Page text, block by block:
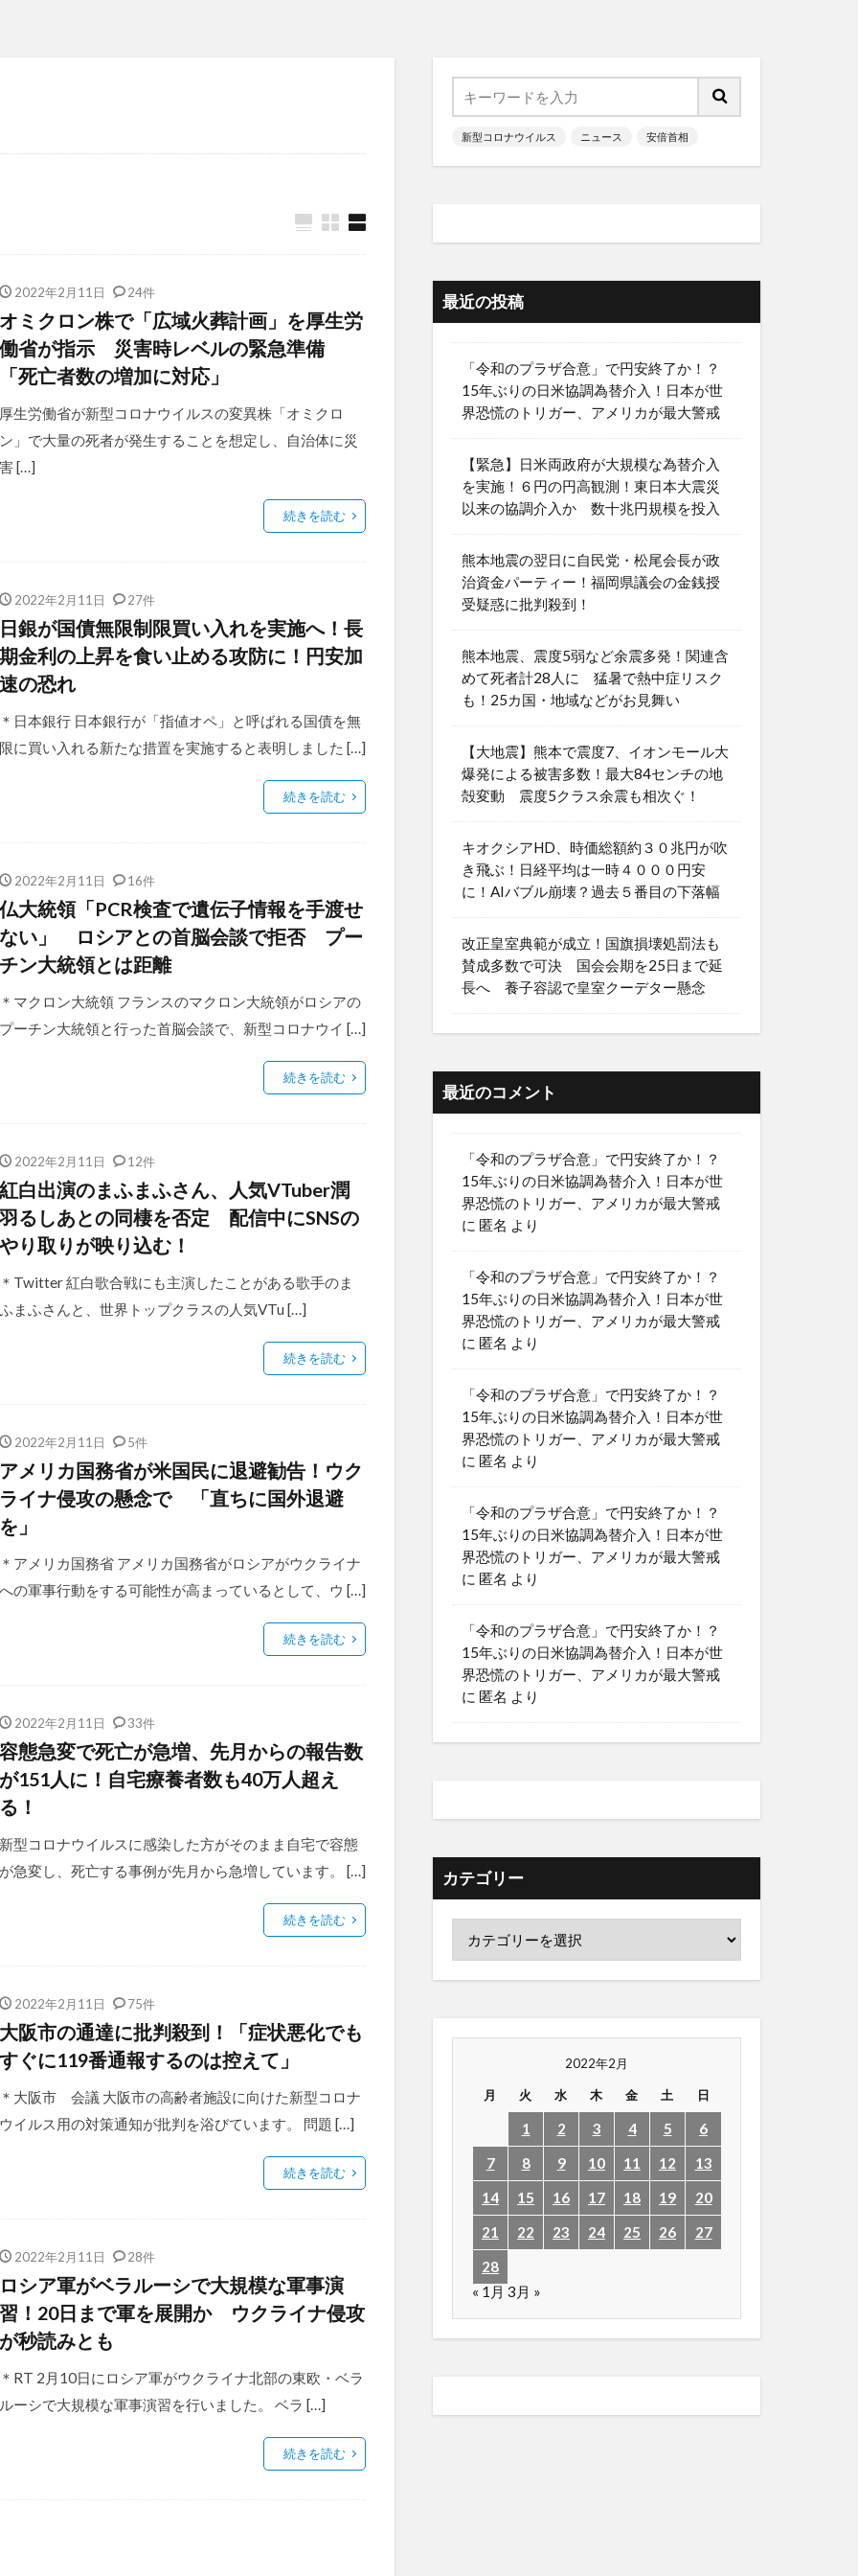
2022年2月11日 24件
オミクロン株で「広域火葬計画」を厚生労
働省が指示 災害時レベルの緊急準備
「死亡者数の増加に対応」
厚生労働省が新型コロナウイルスの変異株「オミクロ
ン」で大量の死者が発生することを想定し、自治体に災
害 […]
続きを読む
2022年2月11日 27件
日銀が国債無限制限買い入れを実施へ！長
期金利の上昇を食い止める攻防に！円安加
速の恐れ
＊日本銀行 日本銀行が「指値オペ」と呼ばれる国債を無
限に買い入れる新たな措置を実施すると表明しました […]
続きを読む
2022年2月11日 16件
仏大統領「PCR検査で遺伝子情報を手渡せ
ない」 ロシアとの首脳会談で拒否 プー
チン大統領とは距離
＊マクロン大統領 フランスのマクロン大統領がロシアの
プーチン大統領と行った首脳会談で、新型コロナウイ […]
続きを読む
2022年2月11日 12件
紅白出演のまふまふさん、人気VTuber潤
羽るしあとの同棲を否定 配信中にSNSの
やり取りが映り込む！
＊Twitter 紅白歌合戦にも主演したことがある歌手のま
ふまふさんと、世界トップクラスの人気VTu […]
続きを読む
2022年2月11日 5件
アメリカ国務省が米国民に退避勧告！ウク
ライナ侵攻の懸念で 「直ちに国外退避
を」
＊アメリカ国務省 アメリカ国務省がロシアがウクライナ
への軍事行動をする可能性が高まっているとして、ウ […]
続きを読む
2022年2月11日 33件
容態急変で死亡が急増、先月からの報告数
が151人に！自宅療養者数も40万人超え
る！
新型コロナウイルスに感染した方がそのまま自宅で容態
が急変し、死亡する事例が先月から急増しています。 […]
続きを読む
2022年2月11日 75件
大阪市の通達に批判殺到！「症状悪化でも
すぐに119番通報するのは控えて」
＊大阪市 会議 大阪市の高齢者施設に向けた新型コロナ
ウイルス用の対策通知が批判を浴びています。 問題 […]
続きを読む
2022年2月11日 28件
ロシア軍がベラルーシで大規模な軍事演
習！20日まで軍を展開か ウクライナ侵攻
が秒読みとも
＊RT 2月10日にロシア軍がウクライナ北部の東欧・ベラ
ルーシで大規模な軍事演習を行いました。 ベラ […]
続きを読む
新型コロナウイルス ニュース 安倍首相
最近の投稿
「令和のプラザ合意」で円安終了か！？
15年ぶりの日米協調為替介入！日本が世
界恐慌のトリガー、アメリカが最大警戒
【緊急】日米両政府が大規模な為替介入
を実施！６円の円高観測！東日本大震災
以来の協調介入か 数十兆円規模を投入
熊本地震の翌日に自民党・松尾会長が政
治資金パーティー！福岡県議会の金銭授
受疑惑に批判殺到！
熊本地震、震度5弱など余震多発！関連含
めて死者計28人に 猛暑で熱中症リスク
も！25カ国・地域などがお見舞い
【大地震】熊本で震度7、イオンモール大
爆発による被害多数！最大84センチの地
殻変動 震度5クラス余震も相次ぐ！
キオクシアHD、時価総額約３０兆円が吹
き飛ぶ！日経平均は一時４０００円安
に！AIバブル崩壊？過去５番目の下落幅
改正皇室典範が成立！国旗損壊処罰法も
賛成多数で可決 国会会期を25日まで延
長へ 養子容認で皇室クーデター懸念
最近のコメント
「令和のプラザ合意」で円安終了か！？
15年ぶりの日米協調為替介入！日本が世
界恐慌のトリガー、アメリカが最大警戒
に 匿名 より
「令和のプラザ合意」で円安終了か！？
15年ぶりの日米協調為替介入！日本が世
界恐慌のトリガー、アメリカが最大警戒
に 匿名 より
「令和のプラザ合意」で円安終了か！？
15年ぶりの日米協調為替介入！日本が世
界恐慌のトリガー、アメリカが最大警戒
に 匿名 より
「令和のプラザ合意」で円安終了か！？
15年ぶりの日米協調為替介入！日本が世
界恐慌のトリガー、アメリカが最大警戒
に 匿名 より
「令和のプラザ合意」で円安終了か！？
15年ぶりの日米協調為替介入！日本が世
界恐慌のトリガー、アメリカが最大警戒
に 匿名 より
カテゴリー
2022年2月
月 火 水 木 金 土 日
1 2 3 4 5
6
7
8 9 10 11 12
13
14
15 16 17 18 19
20
21
22 23 24 25 26
27
28
« 1月 3月 »